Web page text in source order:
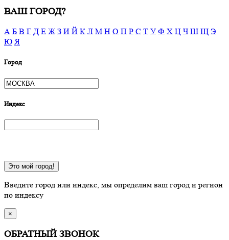
ВАШ ГОРОД?
А Б В Г Д Е Ж З И Й К Л М Н О П Р С Т У Ф Х Ц Ч Ш Щ Э
Ю Я
Город
Индекс
Это мой город!
Введите город или индекс, мы определим ваш город и регион
по индексу
×
ОБРАТНЫЙ ЗВОНОК